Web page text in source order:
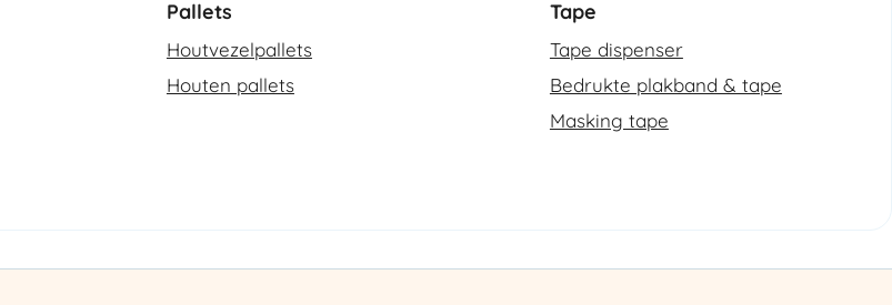
Pallets
Houtvezelpallets
Houten pallets
Tape
Tape dispenser
Bedrukte plakband & tape
Masking tape